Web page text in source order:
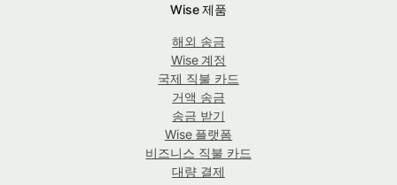
Wise 제품
해외 송금
Wise 계정
국제 직불 카드
거액 송금
송금 받기
Wise 플랫폼
비즈니스 직불 카드
대량 결제